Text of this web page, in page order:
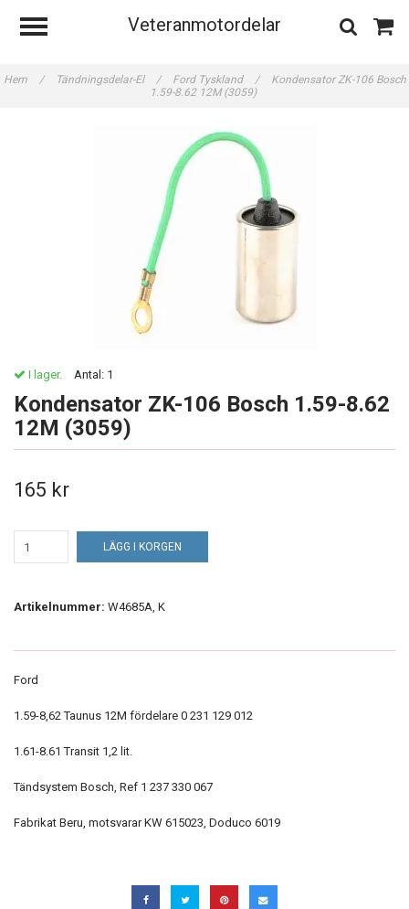
Veteranmotordelar
Hem / Tändningsdelar-El / Ford Tyskland /
Kondensator ZK-106 Bosch
1.59-8.62 12M (3059)
I lager. Antal: 1
Kondensator ZK-106 Bosch 1.59-8.62
12M (3059)
165 kr
LÄGG I KORGEN
Artikelnummer: W4685A, K
Ford
1.59-8,62 Taunus 12M fördelare 0 231 129 012
1.61-8.61 Transit 1,2 lit.
Tändsystem Bosch, Ref 1 237 330 067
Fabrikat Beru, motsvarar KW 615023, Doduco 6019